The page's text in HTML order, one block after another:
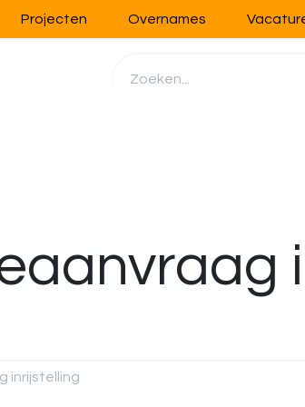
Projecten Overnames